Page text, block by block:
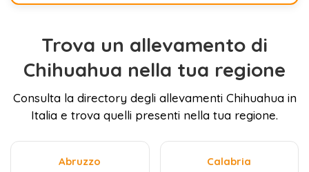
Trova un allevamento di
Chihuahua nella tua regione
Consulta la directory degli allevamenti Chihuahua in
Italia e trova quelli presenti nella tua regione.
Abruzzo Calabria